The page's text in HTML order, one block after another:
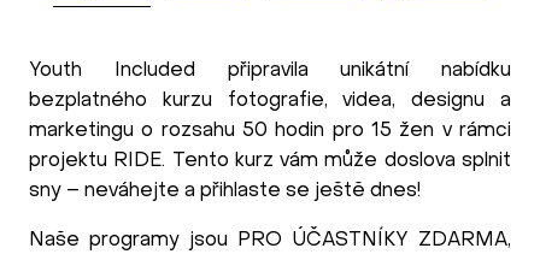
Youth Included připravila unikátní nabídku
bezplatného kurzu fotografie, videa, designu a
marketingu o rozsahu 50 hodin pro 15 žen v rámci
projektu RIDE. Tento kurz vám může doslova splnit
sny – neváhejte a přihlaste se ještě dnes!
Naše programy jsou PRO ÚČASTNÍKY ZDARMA,